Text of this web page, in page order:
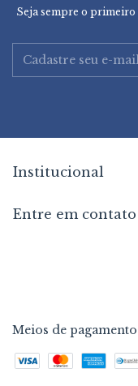
Seja sempre o primeiro
Institucional
Entre em contato
Meios de pagamento